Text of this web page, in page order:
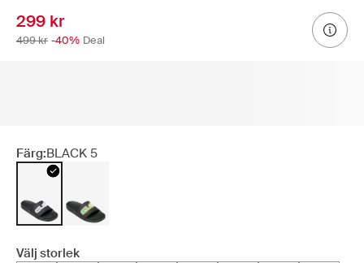
299 kr
499 kr -40% Deal
Färg:BLACK 5
Välj storlek